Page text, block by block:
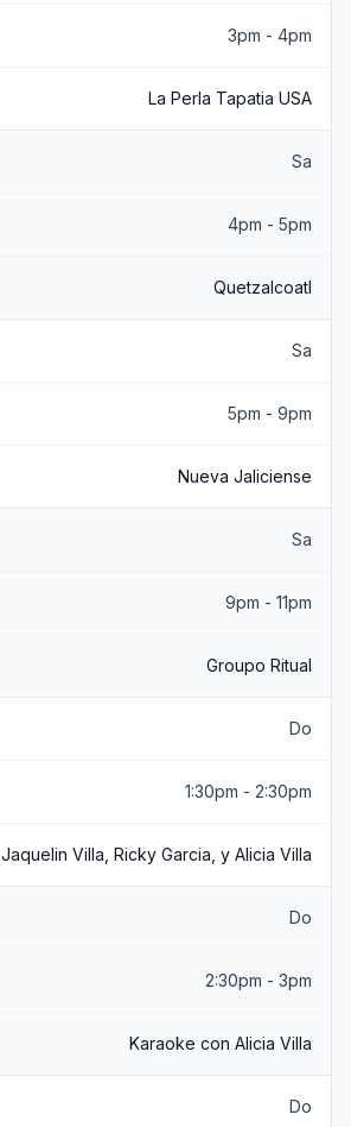
3pm - 4pm
La Perla Tapatia USA
Sa
4pm - 5pm
Quetzalcoatl
Sa
5pm - 9pm
Nueva Jaliciense
Sa
9pm - 11pm
Groupo Ritual
Do
1:30pm - 2:30pm
Jaquelin Villa, Ricky Garcia, y Alicia Villa
Do
2:30pm - 3pm
Karaoke con Alicia Villa
Do